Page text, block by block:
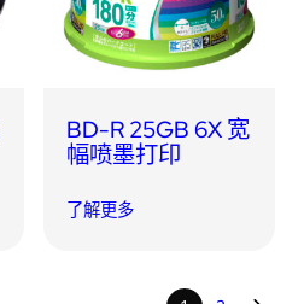
BD-R 25GB 6X 宽
幅喷墨打印
了解更多